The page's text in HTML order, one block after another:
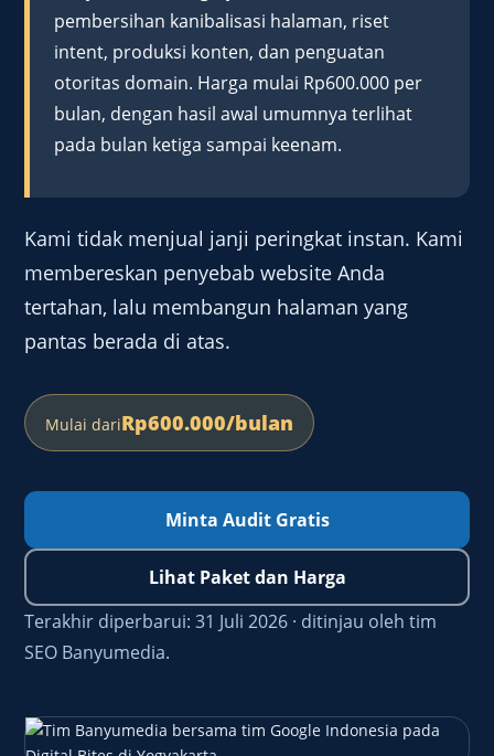
pembersihan kanibalisasi halaman, riset
intent, produksi konten, dan penguatan
otoritas domain. Harga mulai Rp600.000 per
bulan, dengan hasil awal umumnya terlihat
pada bulan ketiga sampai keenam.
Kami tidak menjual janji peringkat instan. Kami
membereskan penyebab website Anda
tertahan, lalu membangun halaman yang
pantas berada di atas.
Mulai dariRp600.000/bulan
Minta Audit Gratis
Lihat Paket dan Harga
Terakhir diperbarui:31 Juli 2026 · ditinjau oleh tim
SEO Banyumedia.